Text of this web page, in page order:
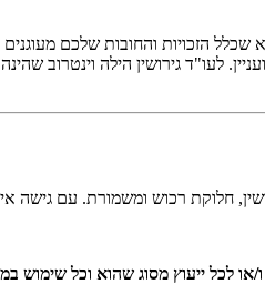
שכלל הזכויות והחובות שלכם
לעו"ד גירושין הילה וינטרוב
חלוקת רכוש ומשמורת. עם
לכל ייעוץ מסוג שהוא וכל שימוש